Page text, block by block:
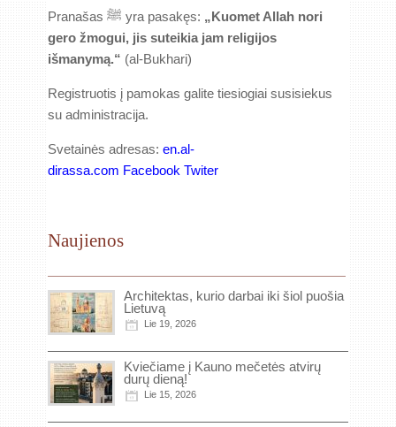
Pranašas ﷺ yra pasakęs: „Kuomet Allah nori
gero žmogui, jis suteikia jam religijos
išmanymą.“ (al-Bukhari)
Registruotis į pamokas galite tiesiogiai susisiekus
su administracija.
Svetainės adresas: en.al-
dirassa.com Facebook Twiter
Naujienos
Architektas, kurio darbai iki šiol puošia
Lietuvą
Lie 19, 2026
Kviečiame į Kauno mečetės atvirų
durų dieną!
Lie 15, 2026